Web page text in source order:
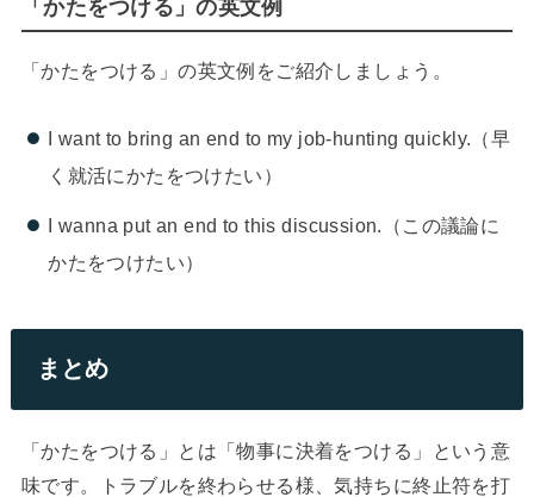
「かたをつける」の英文例
「かたをつける」の英文例をご紹介しましょう。
I want to bring an end to my job-hunting quickly.（早
く就活にかたをつけたい）
I wanna put an end to this discussion.（この議論に
かたをつけたい）
まとめ
「かたをつける」とは「物事に決着をつける」という意
味です。トラブルを終わらせる様、気持ちに終止符を打